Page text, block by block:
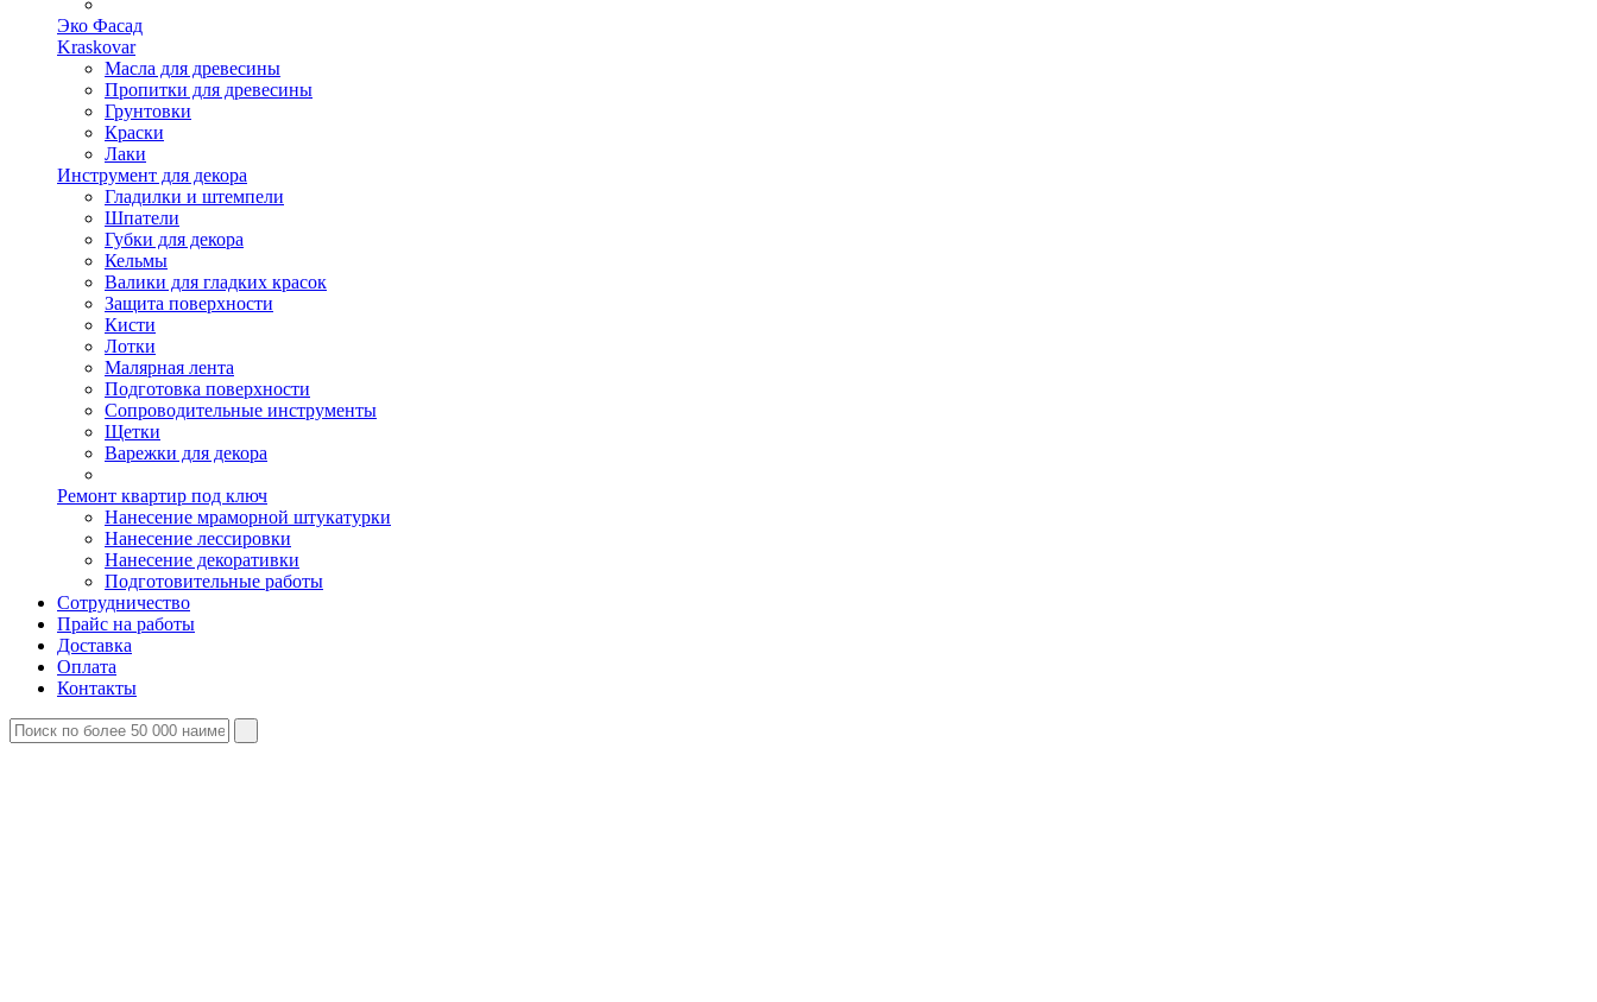
Эко Фасад
Kraskovar
Масла для древесины
Пропитки для древесины
Грунтовки
Краски
Лаки
Инструмент для декора
Гладилки и штемпели
Шпатели
Губки для декора
Кельмы
Валики для гладких красок
Защита поверхности
Кисти
Лотки
Малярная лента
Подготовка поверхности
Сопроводительные инструменты
Щетки
Варежки для декора
Ремонт квартир под ключ
Нанесение мраморной штукатурки
Нанесение лессировки
Нанесение декоративки
Подготовительные работы
Сотрудничество
Прайс на работы
Доставка
Оплата
Контакты